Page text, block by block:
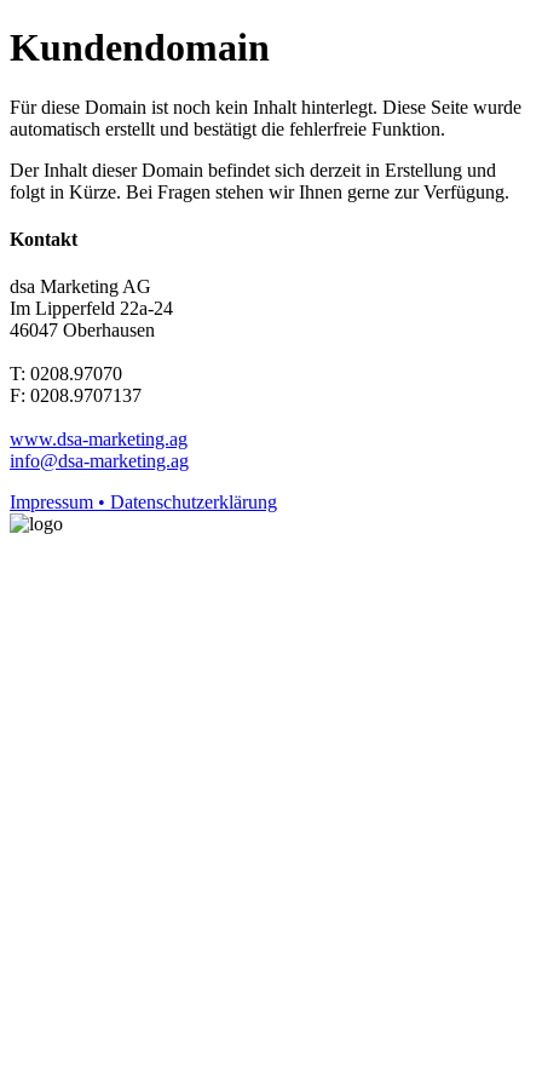
Kundendomain
Für diese Domain ist noch kein Inhalt hinterlegt. Diese Seite wurde
automatisch erstellt und bestätigt die fehlerfreie Funktion.
Der Inhalt dieser Domain befindet sich derzeit in Erstellung und
folgt in Kürze. Bei Fragen stehen wir Ihnen gerne zur Verfügung.
Kontakt
dsa Marketing AG
Im Lipperfeld 22a-24
46047 Oberhausen
T: 0208.97070
F: 0208.9707137
www.dsa-marketing.ag
info@dsa-marketing.ag
Impressum • Datenschutzerklärung